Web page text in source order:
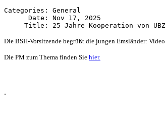
Categories: General
      Date: Nov 17, 2025
Die BSH-Vorsitzende begrüßt die jungen Emsländer: Video
Die PM zum Thema finden Sie hier.
.